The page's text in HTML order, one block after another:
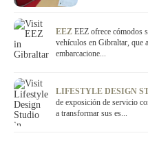
EEZ EEZ ofrece cómodos
vehículos en Gibraltar, que
embarcacione...
LIFESTYLE DESIGN
de exposición de servicio
a transformar sus es...